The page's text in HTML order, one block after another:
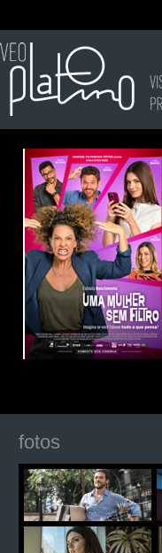
fotos